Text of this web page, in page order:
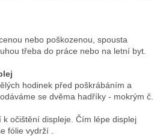
nebo poškozenou, spousta
třeba do práce nebo na letní byt.
hodinek před poškrábáním a
se dvěma hadříky - mokrým č.
očištění displeje. Čím lépe displej
fólie vydrží .